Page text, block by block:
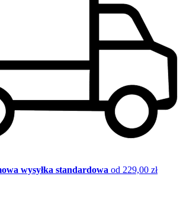
wysyłka standardowa od 229,00 zł